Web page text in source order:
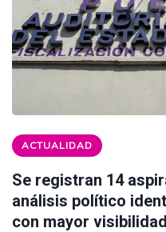
ACTUALIDAD
Se registran 14
análisis político
con mayor visibilidad